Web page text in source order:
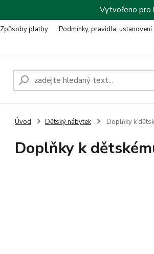
Vytvořeno pro
Způsoby platby Podmínky, pravidla, ustanovení
Úvod Dětský nábytek Doplňky k
Doplňky k